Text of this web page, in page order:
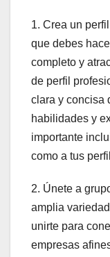
1. Crea un
que debes
completo y
de perfil
clara y concisa
habilidades y
importante
como a tus
2. Únete a
amplia
unirte para
empresas